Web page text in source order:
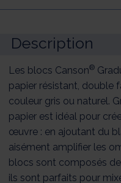
Description
Les blocs Canson®
papier résistant, double
couleur gris ou naturel.
papier est idéal pour
œuvre : en ajoutant du
aisément amplifier les
blocs sont composés
ils sont parfaits pour